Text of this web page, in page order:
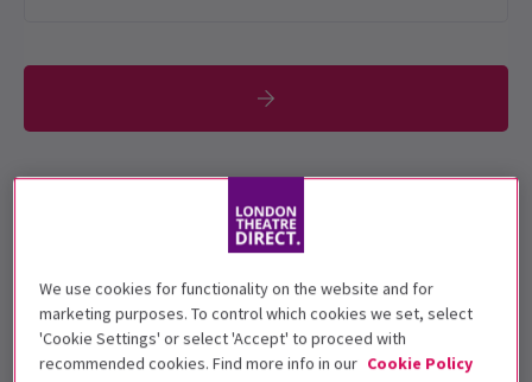
22 September - 29 November 2025
Apollo Theatre
We use cookies for functionality on the website and for
marketing purposes. To control which cookies we set, select
'Cookie Settings' or select 'Accept' to proceed with
recommended cookies. Find more info in our Cookie Policy